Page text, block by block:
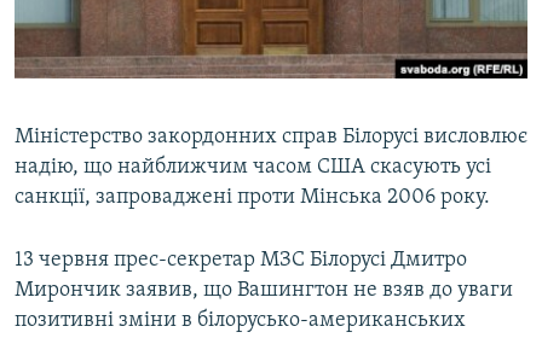
ВІДЕОУРОКИ «ELIFBE»
СВІДЧЕННЯ ОКУПАЦІЇ
ІНФОГРАФІКА
Qırımtatar
ДОЛУЧАЙСЯ!
Усі сайти RFE/RL
Міністерство закордонних справ Білорусі висловлює
надію, що найближчим часом США скасують усі
санкції, запроваджені проти Мінська 2006 року.
13 червня прес-секретар МЗС Білорусі Дмитро
Мирончик заявив, що Вашингтон не взяв до уваги
позитивні зміни в білорусько-американських